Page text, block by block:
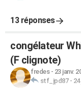
13 réponses
congélateur
(F clignote)
fredes- 23 janv.
stf_jpd87-